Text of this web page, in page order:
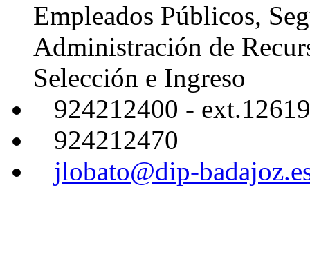
Empleados Públicos,
Administración de
Selección e Ingreso
924212400 - ext.12619
924212470
jlobato@dip-